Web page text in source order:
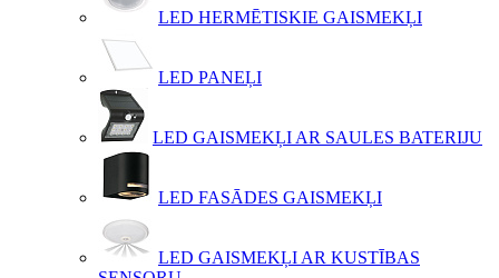
LED HERMĒTISKIE GAISMEKĻI
LED PANEĻI
LED GAISMEKĻI AR SAULES BATERIJU
LED FASĀDES GAISMEKĻI
LED GAISMEKĻI AR KUSTĪBAS